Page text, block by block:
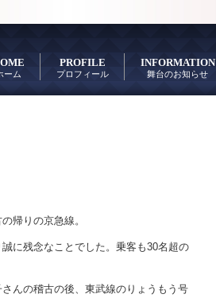
ーム
PROFILE
プロフィール
INFORMATION
舞台のお知らせ
帰りの京急線。
に残念なことでした。乗客も30名超の
んの稽古の後、東武線のりょうもう号